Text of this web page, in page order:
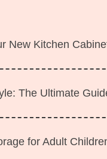
New Kitchen
The Ultimate
for Adult